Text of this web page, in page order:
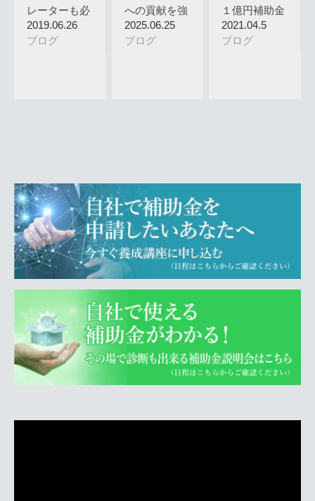
レーターも必
ず下書きを…
2019.06.26
ブログ
への貢献を強
調
2025.06.25
ブログ
１億円補助金
緊急攻略…
2021.04.5
ブログ